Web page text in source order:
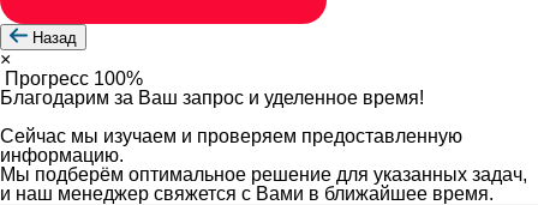
Назад
×
Прогресс 100%
Благодарим за Ваш запрос и уделенное время!
Сейчас мы изучаем и проверяем предоставленную
информацию.
Мы подберём оптимальное решение для указанных задач,
и наш менеджер свяжется с Вами в ближайшее время.